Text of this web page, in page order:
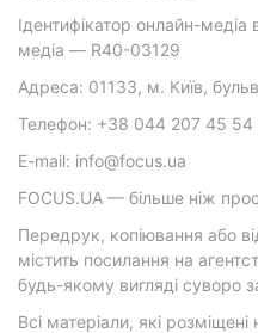
Ідентифікатор онлайн-медіа
медіа — R40-03129
Адреса: 01133, м. Київ,
Телефон: +38 044 207 45 54
E-mail: info@focus.ua
FOCUS.UA — більше ніж
Передрук, копіювання або
містить посилання на
будь-якому вигляді суворо
Всі матеріали, які